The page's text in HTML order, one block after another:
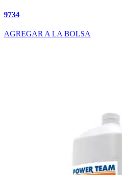
9734
AGREGAR A LA BOLSA